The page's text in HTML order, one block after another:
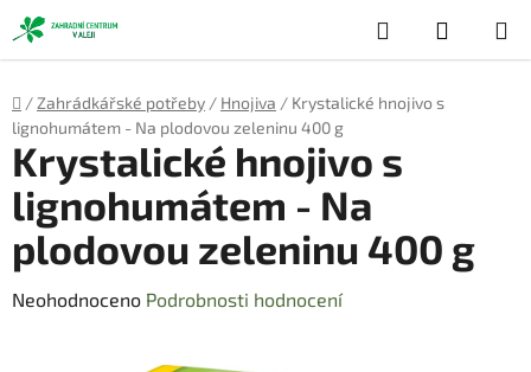
Přejít
na
obsah
Hledat
KOŠÍK
Domů
/ Zahrádkářské potřeby / Hnojiva / Krystalické hnojivo s
lignohumátem - Na plodovou zeleninu 400 g
Krystalické hnojivo s
lignohumátem - Na
plodovou zeleninu 400 g
Průměrné
Neohodnoceno Podrobnosti hodnocení